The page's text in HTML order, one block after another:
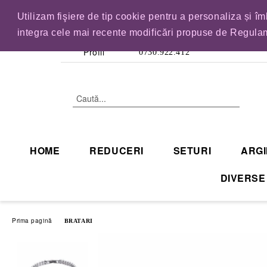
Utilizam fişiere de tip cookie pentru a personaliza și
integra cele mai recente modificări propuse de
IN CURAND
Profil 0730.922.412
HOME REDUCERI SETURI
DIVERSE
Prima pagină BRATARI